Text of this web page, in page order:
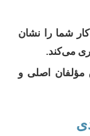
شما را نشان
می‌کند.
مؤلفان اصلی و